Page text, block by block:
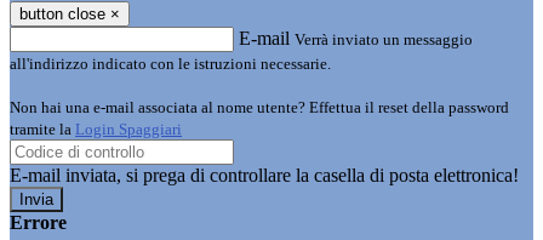
button close ×
E-mail Verrà inviato un messaggio
all'indirizzo indicato con le istruzioni necessarie.
Non hai una e-mail associata al nome utente? Effettua il reset della password
tramite la Login Spaggiari
E-mail inviata, si prega di controllare la casella di posta elettronica!
Errore